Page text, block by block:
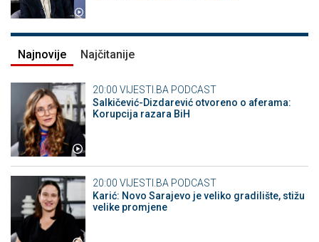
Najnovije Najčitanije
20:00 VIJESTI.BA PODCAST
Salkičević-Dizdarević otvoreno o aferama:
Korupcija razara BiH
20:00 VIJESTI.BA PODCAST
Karić: Novo Sarajevo je veliko gradilište, stižu
velike promjene